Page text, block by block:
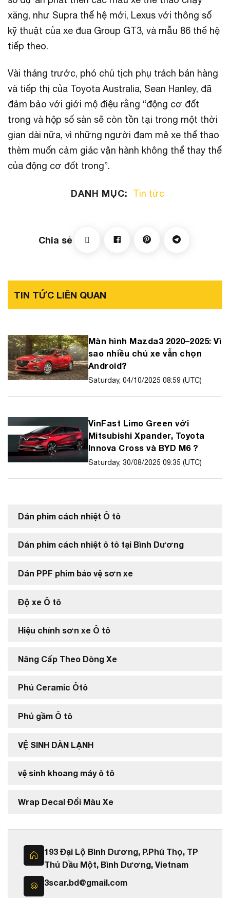
xăng, như Supra thế hệ mới, Lexus với thông số
kỹ thuật của xe đua Group GT3, và mẫu 86 thế hệ
tiếp theo.
Vài tháng trước, phó chủ tịch phụ trách bán hàng
và tiếp thị của Toyota Australia, Sean Hanley, đã
đảm bảo với giới mộ điệu rằng “động cơ đốt
trong và hộp số sàn sẽ còn tồn tại trong một thời
gian dài nữa, vì những người đam mê xe thể thao
thèm muốn cảm giác vận hành không thể thay thế
của động cơ đốt trong”.
DANH MỤC: Tin tức
Chia sẻ
TIN TỨC LIÊN QUAN
Màn hình Mazda3 2020–2025: Vì
sao nhiều chủ xe vẫn chọn
Android?
Saturday, 04/10/2025 08:59 (UTC)
VinFast Limo Green với
Mitsubishi Xpander, Toyota
Innova Cross và BYD M6 ?
Saturday, 30/08/2025 09:35 (UTC)
Dán phim cách nhiệt Ô tô
Dán phim cách nhiệt ô tô tại Bình Dương
Dán PPF phim bảo vệ sơn xe
Độ xe Ô tô
Hiệu chỉnh sơn xe Ô tô
Nâng Cấp Theo Dòng Xe
Phủ Ceramic Ôtô
Phủ gầm Ô tô
VỆ SINH DÀN LẠNH
vệ sinh khoang máy ô tô
Wrap Decal Đổi Màu Xe
193 Đại Lộ Bình Dương, P.Phú Thọ, TP
Thủ Dầu Một, Bình Dương, Vietnam
3scar.bd@gmail.com